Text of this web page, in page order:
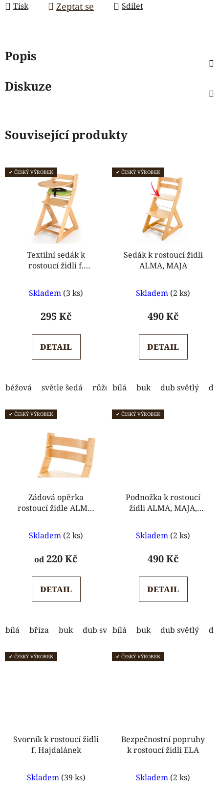
Tisk Zeptat se Sdílet
Popis
Diskuze
Související produkty
✔ ČESKÝ VÝROBEK
Textilní sedák k
rostoucí židli f.
hodnocení
produktu
5,0
z
Skladem (3 ks)
295 Kč
DETAIL
béžová světle šedá růžová - mráčky růžová - lišky
✔ ČESKÝ VÝROBEK
Sedák k rostoucí židli
ALMA, MAJA
hodnocení
produktu
5,0
z
Skladem (2 ks)
490 Kč
DETAIL
bílá buk dub světlý
✔ ČESKÝ VÝROBEK
Zádová opěrka
rostoucí židle ALMA,
hodnocení
produktu
5,0
z
Skladem (2 ks)
od220 Kč
DETAIL
bílá bříza buk dub světlý dub tmavý ořech
✔ ČESKÝ VÝROBEK
Podnožka k rostoucí
židli ALMA, MAJA,
hodnocení
produktu
5,0
z
Skladem (2 ks)
490 Kč
DETAIL
bílá buk dub světlý
✔ ČESKÝ VÝROBEK
Svorník k rostoucí židli
f. Hajdalánek
hodnocení
Skladem (39 ks)
✔ ČESKÝ VÝROBEK
Bezpečnostní popruhy
k rostoucí židli ELA
Skladem (2 ks)